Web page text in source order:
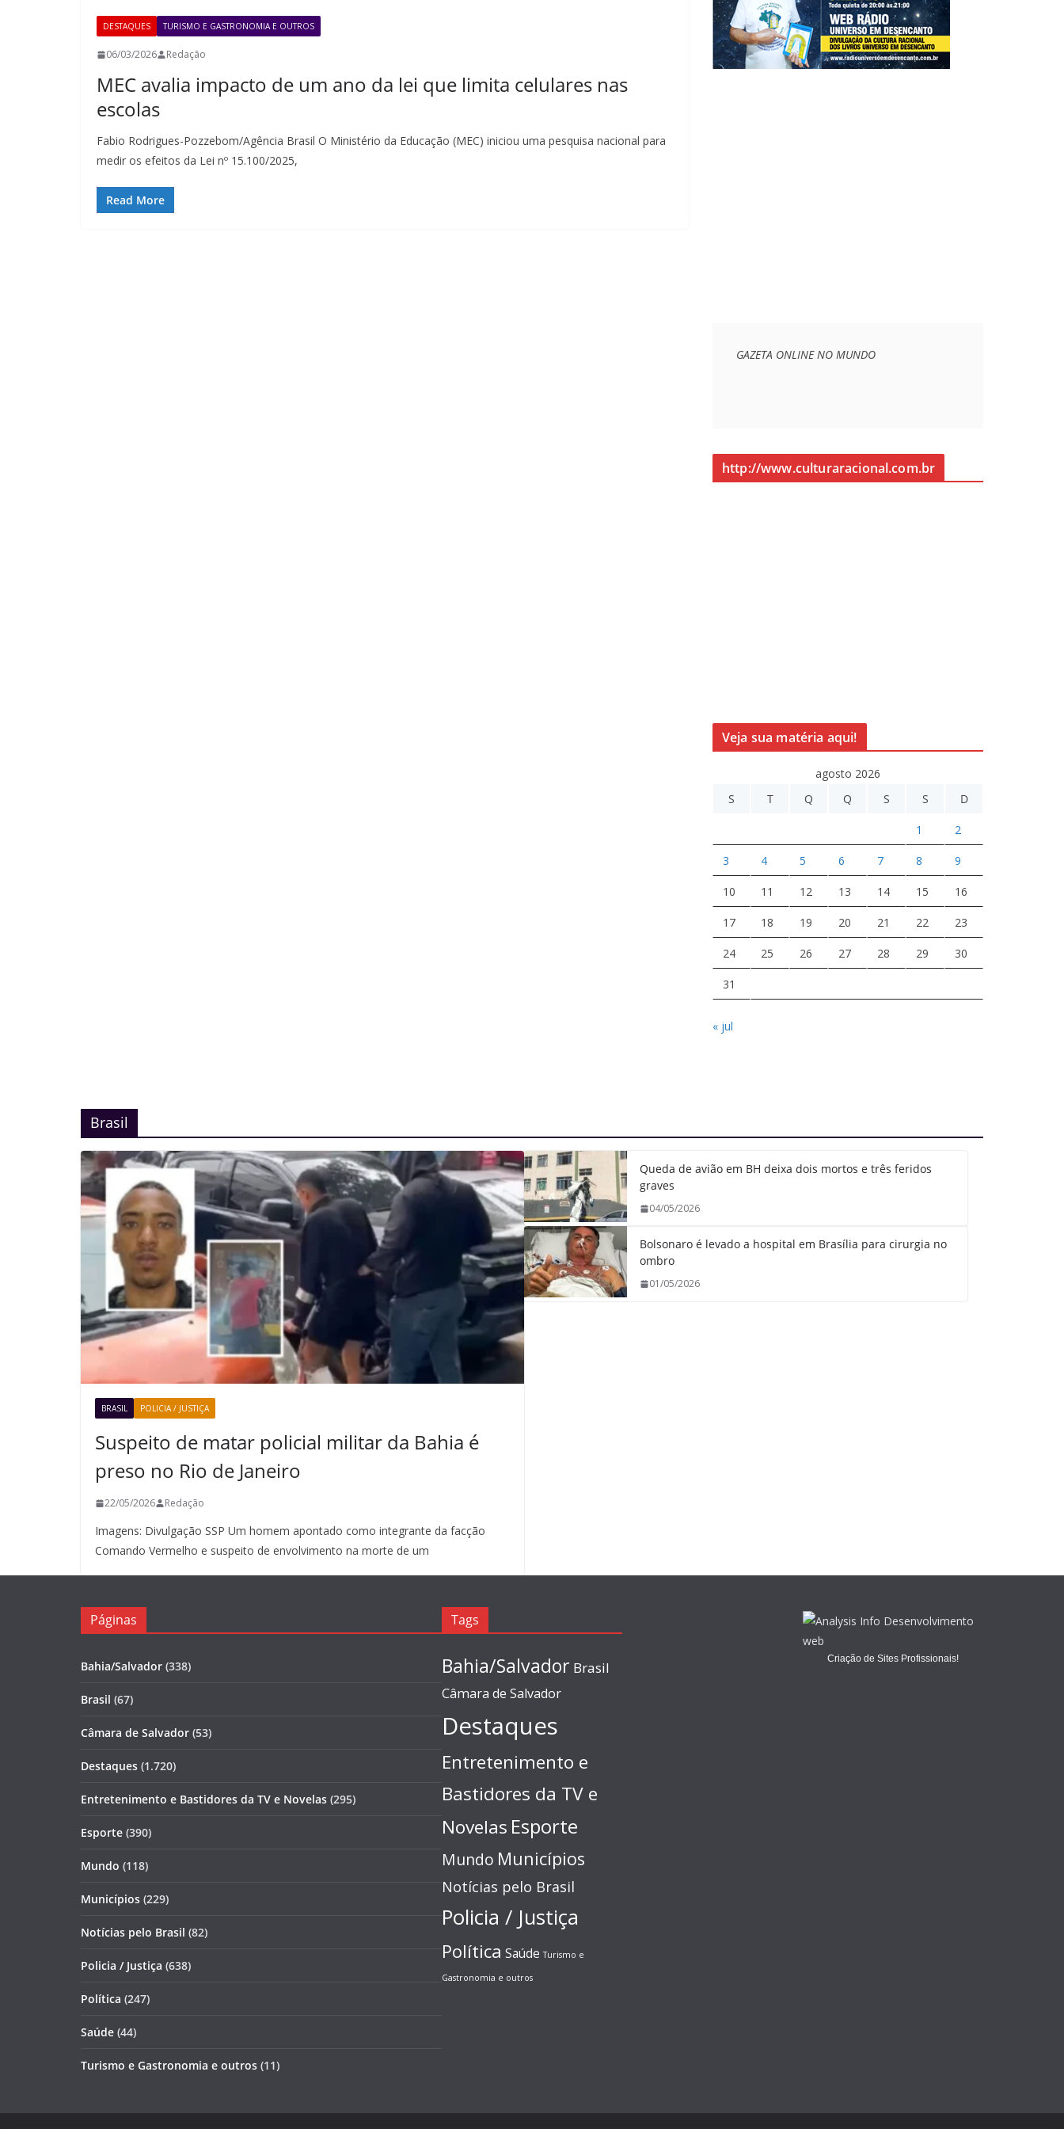
DESTAQUES TURISMO E GASTRONOMIA E OUTROS
06/03/2026 Redação
MEC avalia impacto de um ano da lei que limita celulares nas
escolas
Fabio Rodrigues-Pozzebom/Agência Brasil O Ministério da Educação (MEC) iniciou uma pesquisa nacional para
medir os efeitos da Lei nº 15.100/2025,
Read More
GAZETA ONLINE NO MUNDO
http://www.culturaracional.com.br
Veja sua matéria aqui!
agosto 2026
S
T Q Q S S D
1 2
3 4 5 6 7 8 9
10 11 12 13 14 15 16
17 18 19 20 21 22 23
24 25 26 27 28 29 30
31
« jul
Brasil
BRASIL POLICIA / JUSTIÇA
Suspeito de matar policial militar da Bahia é
preso no Rio de Janeiro
22/05/2026 Redação
Imagens: Divulgação SSP Um homem apontado como integrante da facção
Comando Vermelho e suspeito de envolvimento na morte de um
Queda de avião em BH deixa dois mortos e três feridos
graves
04/05/2026
Bolsonaro é levado a hospital em Brasília para cirurgia no
ombro
01/05/2026
Páginas
Bahia/Salvador (338)
Brasil (67)
Câmara de Salvador (53)
Destaques (1.720)
Entretenimento e Bastidores da TV e Novelas (295)
Esporte (390)
Mundo (118)
Municípios (229)
Notícias pelo Brasil (82)
Policia / Justiça (638)
Política (247)
Saúde (44)
Turismo e Gastronomia e outros (11)
Tags
Bahia/Salvador Brasil
Câmara de Salvador
Destaques
Entretenimento e
Bastidores da TV e
Novelas Esporte
Mundo Municípios
Notícias pelo Brasil
Policia / Justiça
Política Saúde Turismo e
Gastronomia e outros
Criação de Sites Profissionais!